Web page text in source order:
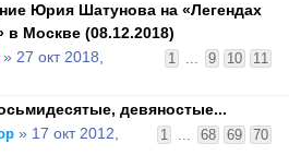
Юрия Шатунова на «Легендах
в Москве (08.12.2018)
1 ... 9 10 11
» 27 окт 2018,
девяностые...
1 ... 68 69 70
» 17 окт 2012,